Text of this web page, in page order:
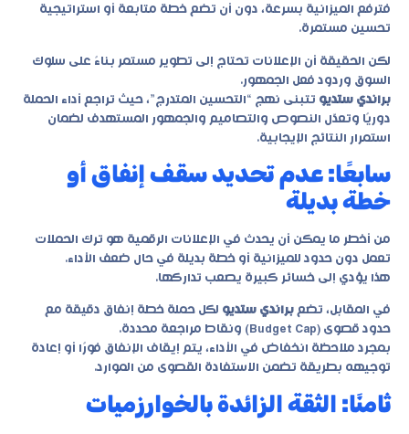
فترفع الميزانية بسرعة، دون أن تضع خطة متابعة أو استراتيجية
تحسين مستمرة.
لكن الحقيقة أن الإعلانات تحتاج إلى تطوير مستمر بناءً على سلوك
السوق وردود فعل الجمهور.
براندي ستديو تتبنى نهج “التحسين المتدرج”، حيث تراجع أداء الحملة
دوريًا وتعدّل النصوص والتصاميم والجمهور المستهدف لضمان
استمرار النتائج الإيجابية.
سابعًا: عدم تحديد سقف إنفاق أو
خطة بديلة
من أخطر ما يمكن أن يحدث في الإعلانات الرقمية هو ترك الحملات
تعمل دون حدود للميزانية أو خطة بديلة في حال ضعف الأداء.
هذا يؤدي إلى خسائر كبيرة يصعب تداركها.
في المقابل، تضع براندي ستديو لكل حملة خطة إنفاق دقيقة مع
حدود قصوى (Budget Cap) ونقاط مراجعة محددة.
بمجرد ملاحظة انخفاض في الأداء، يتم إيقاف الإنفاق فورًا أو إعادة
توجيهه بطريقة تضمن الاستفادة القصوى من الموارد.
ثامنًا: الثقة الزائدة بالخوارزميات